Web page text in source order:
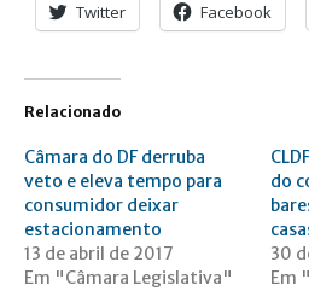
Twitter Facebook
Relacionado
Câmara do DF derruba
veto e eleva tempo para
consumidor deixar
estacionamento
13 de abril de 2017
Em "Câmara Legislativa"
do
30
Em